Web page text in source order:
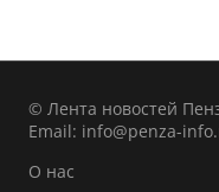
© Лента новостей
Email: info@penza-
О нас